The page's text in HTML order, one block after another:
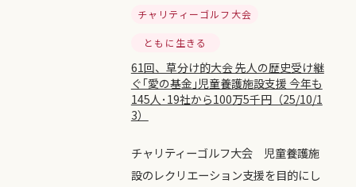
チャリティーゴルフ大会
ともに生きる
61回、草分け的大会 先人の歴史受け継
ぐ｢愛の基金｣児童養護施設支援 今年も
145人･19社から100万5千円（25/10/1
3）
チャリティーゴルフ大会 児童養護施
設のレクリエーション支援を目的にし